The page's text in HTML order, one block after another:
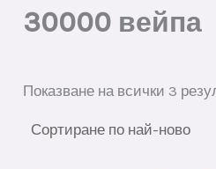
30000 вейпа
Показване на всички 3